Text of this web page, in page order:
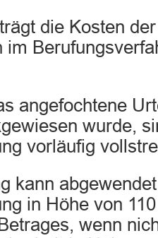
die Kosten
im
angefochtene
wurde,
vorläufig
kann
in Höhe von
wenn